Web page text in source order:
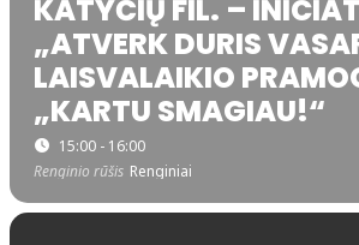
KATYČIŲ FIL. –
„ATVERK DURIS
LAISVALAIKIO
„KARTU SMAGIAU!“
15:00 - 16:00
Renginio rūšis Renginiai